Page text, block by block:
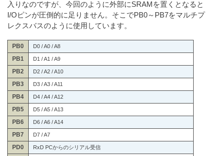
入りなのですが、今回のように外部にSRAMを置くとなると
I/Oピンが圧倒的に足りません。そこでPB0～PB7をマルチプ
レクスバスのように使用しています。
PB0 D0 / A0 / A8
PB1 D1 / A1 / A9
PB2 D2 / A2 / A10
PB3 D3 / A3 / A11
PB4 D4 / A4 / A12
PB5 D5 / A5 / A13
PB6 D6 / A6 / A14
PB7 D7 / A7
PD0 RxD PCからのシリアル受信